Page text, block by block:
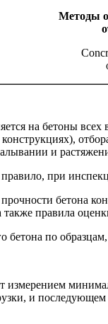
Методы
на бетоны
и
правило, при
бетона
правила
бетона по
измерением
и